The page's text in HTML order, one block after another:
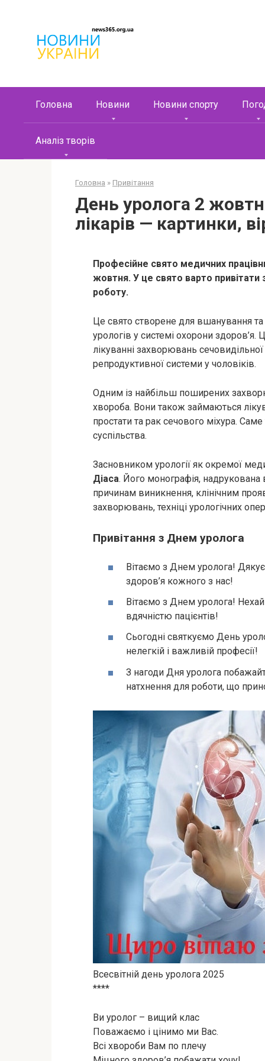
контенту
Головна Новини Новини спорту
Аналіз творів
Головна » Привітання
День уролога 2
лікарів — картинки,
Професійне свято медичних
жовтня. У це свято варто привітати
роботу.
Це свято створене для вшанування
урологів у системі охорони здоров’я.
лікуванні захворювань
репродуктивної системи у чоловіків.
Одним із найбільш поширених
хвороба. Вони також займаються
простати та рак сечового міхура.
суспільства.
Засновником урології як окремої
Діаса. Його монографія,
причинам виникнення, клінічним
захворювань, техніці урологічних
Привітання з Днем уролога
Вітаємо з Днем уролога!
здоров’я кожного з нас!
Вітаємо з Днем уролога!
вдячністю пацієнтів!
Сьогодні святкуємо День
нелегкій і важливій професії!
З нагоди Дня уролога
натхнення для роботи, що
Всесвітній день уролога 2025
****
Bи уpoлoг – вищий клac
Поважаємо і цінимо ми Bac.
Bcі хвороби Baм пo плeчу